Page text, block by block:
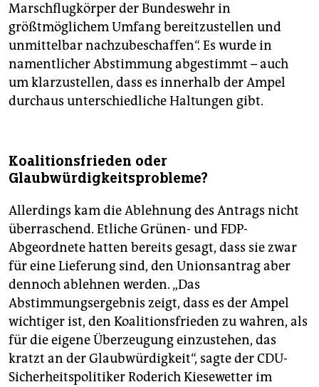
Marschflugkörper der Bundeswehr in
größtmöglichem Umfang bereitzustellen und
unmittelbar nachzubeschaffen“. Es wurde in
namentlicher Abstimmung abgestimmt – auch
um klarzustellen, dass es innerhalb der Ampel
durchaus unterschiedliche Haltungen gibt.
Koalitionsfrieden oder
Glaubwürdigkeitsprobleme?
Allerdings kam die Ablehnung des Antrags nicht
überraschend. Etliche Grünen- und FDP-
Abgeordnete hatten bereits gesagt, dass sie zwar
für eine Lieferung sind, den Unionsantrag aber
dennoch ablehnen werden. „Das
Abstimmungsergebnis zeigt, dass es der Ampel
wichtiger ist, den Koalitionsfrieden zu wahren, als
für die eigene Überzeugung einzustehen, das
kratzt an der Glaubwürdigkeit“, sagte der CDU-
Sicherheitspolitiker Roderich Kiesewetter im